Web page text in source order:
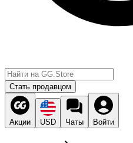
Стать продавцом
Акции USD Чаты Войти